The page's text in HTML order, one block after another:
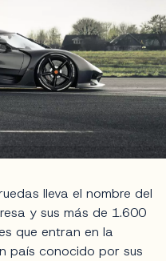
lleva el nombre del
y sus más de 1.600
que entran en la
país conocido por sus